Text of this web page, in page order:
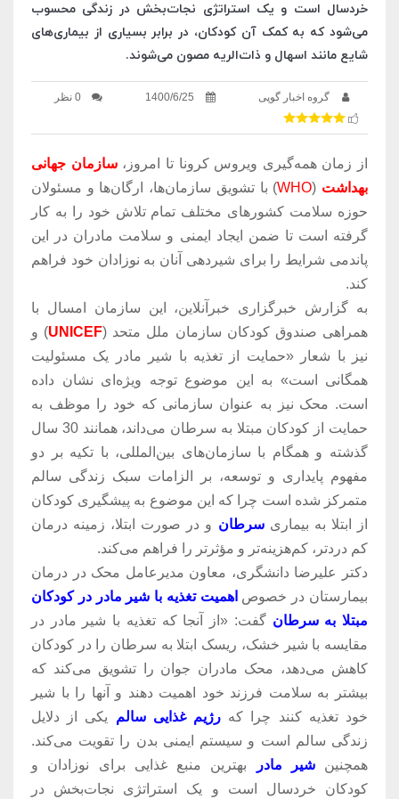
خردسال است و یک استراتژی نجات‌بخش در زندگی محسوب
می‌شود که به کمک آن کودکان، در برابر بسیاری از بیماری‌های
شایع مانند اسهال و ذات‌الریه مصون می‌شوند.
گروه اخبار گوپی 1400/6/25 0 نظر
از زمان همه‌گیری ویروس کرونا تا امروز،سازمان جهانی
بهداشت (
WHO) با تشویق سازمان‌ها، ارگان‌ها و مسئولان
حوزه سلامت کشورهای مختلف تمام تلاش خود را به کار
گرفته است تا ضمن ایجاد ایمنی و سلامت مادران در این
پاندمی شرایط را برای شیردهی آنان به نوزادان خود فراهم
کند.
به گزارش خبرگزاری خبرآنلاین، این سازمان امسال با
همراهی صندوق کودکان سازمان ملل متحد (UNICEF) و
نیز با شعار «حمایت از تغذیه با شیر مادر یک مسئولیت
همگانی است» به این موضوع توجه ویژه‌ای نشان داده
است. محک نیز به عنوان سازمانی که خود را موظف به
حمایت از کودکان مبتلا به سرطان می‌داند، همانند 30 سال
گذشته و همگام با سازمان‌های بین‌المللی، با تکیه بر دو
مفهوم پایداری و توسعه، بر الزامات سبک زندگی سالم
متمرکز شده است چرا که این موضوع به پیشگیری کودکان
از ابتلا به بیماریسرطان و در صورت ابتلا، زمینه درمان
کم دردتر، کم‌هزینه‌تر و مؤثرتر را فراهم می‌کند.
دکتر علیرضا دانشگری، معاون مدیرعامل محک در درمان
بیمارستان در خصوص اهمیت تغذیه با شیر مادر در کودکان
مبتلا به سرطان گفت: «از آنجا که تغذیه با شیر مادر در
مقایسه با شیر خشک، ریسک ابتلا به سرطان را در کودکان
کاهش می‌دهد، محک مادران جوان را تشویق می‌کند که
بیشتر به سلامت فرزند خود اهمیت دهند و آنها را با شیر
خود تغذیه کنند چرا که رژیم غذایی سالم یکی از دلایل
زندگی سالم است و سیستم ایمنی بدن را تقویت می‌کند.
همچنینشیر مادر
بهترین منبع غذایی برای نوزادان و
کودکان خردسال است و یک استراتژی نجات‌بخش در